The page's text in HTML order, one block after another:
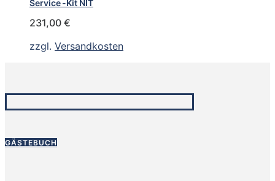
Service -Kit NIT
231,00 €
zzgl. Versandkosten
GÄSTEBUCH